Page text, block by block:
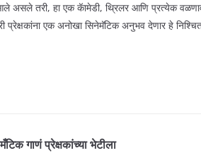
असले तरी, हा एक कॅामेडी, थ्रिलर आणि प्रत्येक
प्रेक्षकांना एक अनोखा सिनेमॅटिक अनुभव देणार हे
गाणं प्रेक्षकांच्या भेटीला